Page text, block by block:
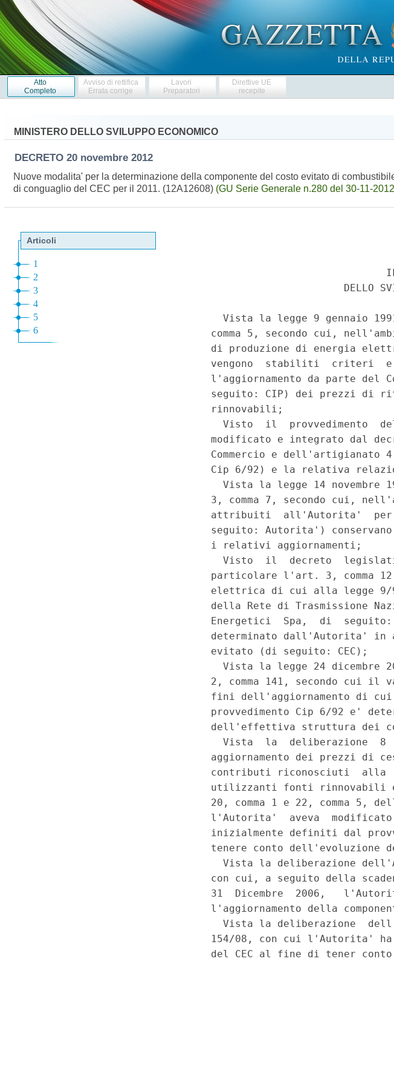
Atto
Completo
Avviso di rettifica
Errata corrige
Lavori
Preparatori
Direttive UE
recepite
MINISTERO DELLO SVILUPPO ECONOMICO
DECRETO 20 novembre 2012
Nuove modalita' per la determinazione della componente del costo evitato di
di conguaglio del CEC per il 2011. (12A12608) (GU Serie Generale n.280 del 30-11-